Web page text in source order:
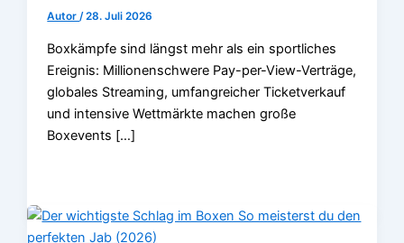
Autor/28. Juli 2026
Boxkämpfe sind längst mehr als ein sportliches
Ereignis: Millionenschwere Pay-per-View-Verträge,
globales Streaming, umfangreicher Ticketverkauf
und intensive Wettmärkte machen große
Boxevents […]